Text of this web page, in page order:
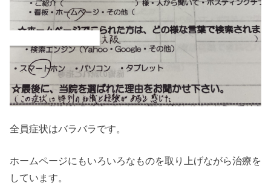
全員症状はバラバラです。
ホームページにもいろいろなものを取り上げながら治療を
しています。